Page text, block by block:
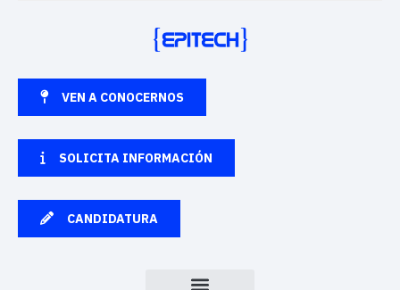
VEN A CONOCERNOS
SOLICITA INFORMACIÓN
CANDIDATURA